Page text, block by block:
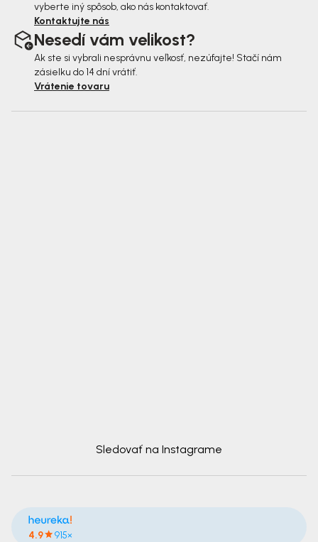
vyberte iný spôsob, ako nás kontaktovať.
Kontaktujte nás
Nesedí vám velikost?
Ak ste si vybrali nesprávnu veľkosť, nezúfajte! Stačí nám
zásielku do 14 dní vrátiť.
Vrátenie tovaru
Sledovať na Instagrame
4.9 915×